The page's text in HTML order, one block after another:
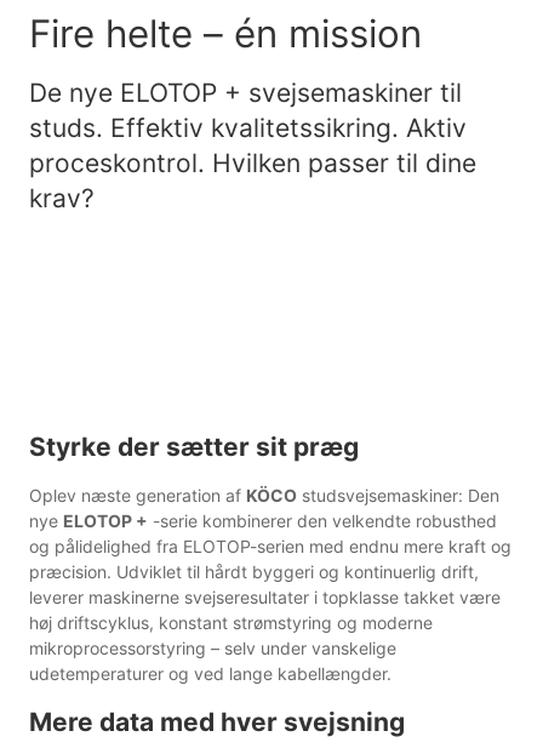
Fire helte – én mission
De nye ELOTOP + svejsemaskiner til
studs. Effektiv kvalitetssikring. Aktiv
proceskontrol. Hvilken passer til dine
krav?
Styrke der sætter sit præg
Oplev næste generation af KÖCOstud­svejsemaskiner: Den
nye ELOTOP + -serie kombinerer den velkendte robusthed
og pålidelighed fra ELOTOP-serien med endnu mere kraft og
præcision. Udviklet til hårdt byggeri og kontinuerlig drift,
leverer maskinerne svejseresultater i topklasse takket være
høj driftscyklus, konstant strømstyring og moderne
mikroprocessorstyring – selv under vanskelige
udetemperaturer og ved lange kabellængder.
Mere data med hver svejsning